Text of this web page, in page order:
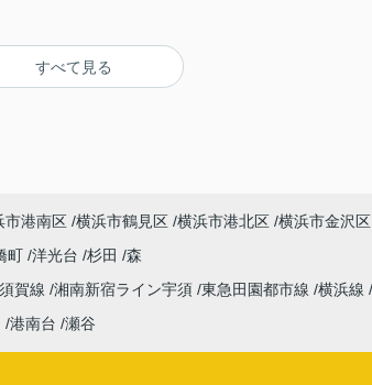
すべて見る
市港南区 横浜市鶴見区 横浜市港北区 横浜市金沢区
町 洋光台 杉田
森
賀線 湘南新宿ライン宇須 東急田園都市線 横浜線
港南台 瀬谷